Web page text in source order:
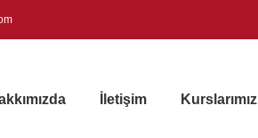
İletişim Kurslarımız